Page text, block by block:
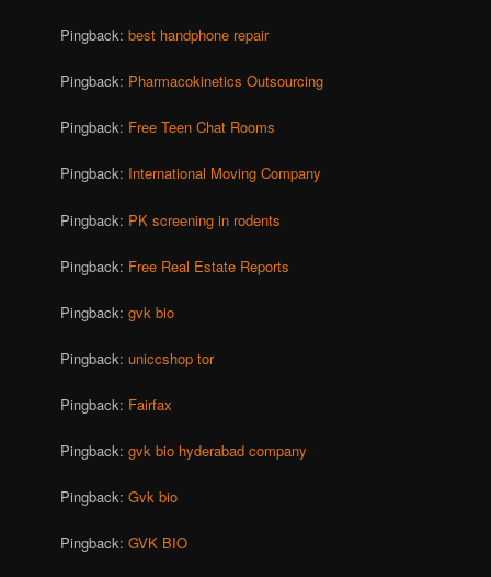
Pingback:best handphone repair
Pingback: Pharmacokinetics Outsourcing
Pingback: Free Teen Chat Rooms
Pingback: International Moving Company
Pingback: PK screening in rodents
Pingback: Free Real Estate Reports
Pingback:gvk bio
Pingback:uniccshop tor
Pingback: Fairfax
Pingback:gvk bio hyderabad company
Pingback:Gvk bio
Pingback:GVK BIO